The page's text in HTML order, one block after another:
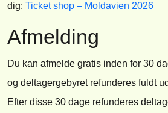
dig: Ticket shop – Moldavien 2026
Afmelding
Du kan afmelde gratis inden for 30
og deltagergebyret refunderes fuldt
Efter disse 30 dage refunderes